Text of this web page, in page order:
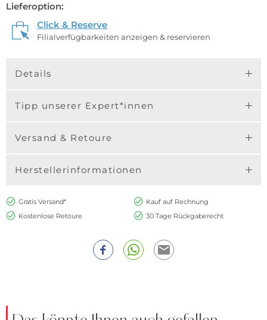
Lieferoption:
Click & Reserve
Filialverfügbarkeiten anzeigen & reservieren
Details
Tipp unserer Expert*innen
Versand & Retoure
Herstellerinformationen
Gratis Versand*
Kauf auf Rechnung
Kostenlose Retoure
30 Tage Rückgaberecht